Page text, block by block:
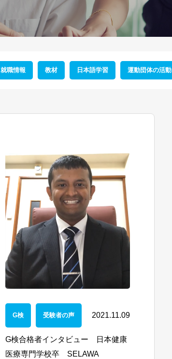
就職情報 教材 日本語学習 運動団体の活動
G検 受験者の声 2021.11.09
G検合格者インタビュー 日本健康
医療専門学校卒 SELAWA